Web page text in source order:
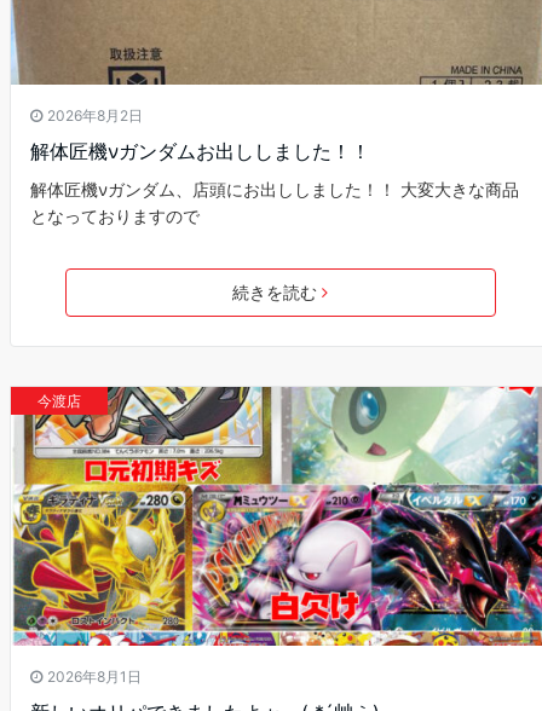
2026年8月2日
解体匠機νガンダムお出ししました！！
解体匠機νガンダム、店頭にお出ししました！！ 大変大きな商品
となっておりますので
続きを読む
今渡店
2026年8月1日